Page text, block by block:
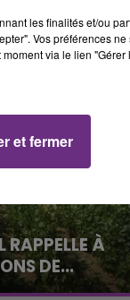
RAPPELLE À
DE...
vendange
les finalités et/ou
Vos préférences
via le lien
et fermer